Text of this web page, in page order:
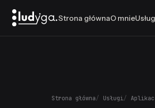
Strona głównaO mnie
Strona główna Usługi